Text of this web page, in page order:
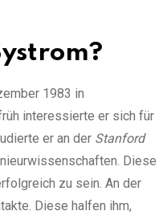
1983 in
interessierte er sich für
er an der Stanford
Diese
zu sein. An der
Diese halfen ihm,